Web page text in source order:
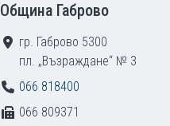
Община Габрово
гр. Габрово 5300
пл. „Възраждане“ № 3
066 818400
066 809371